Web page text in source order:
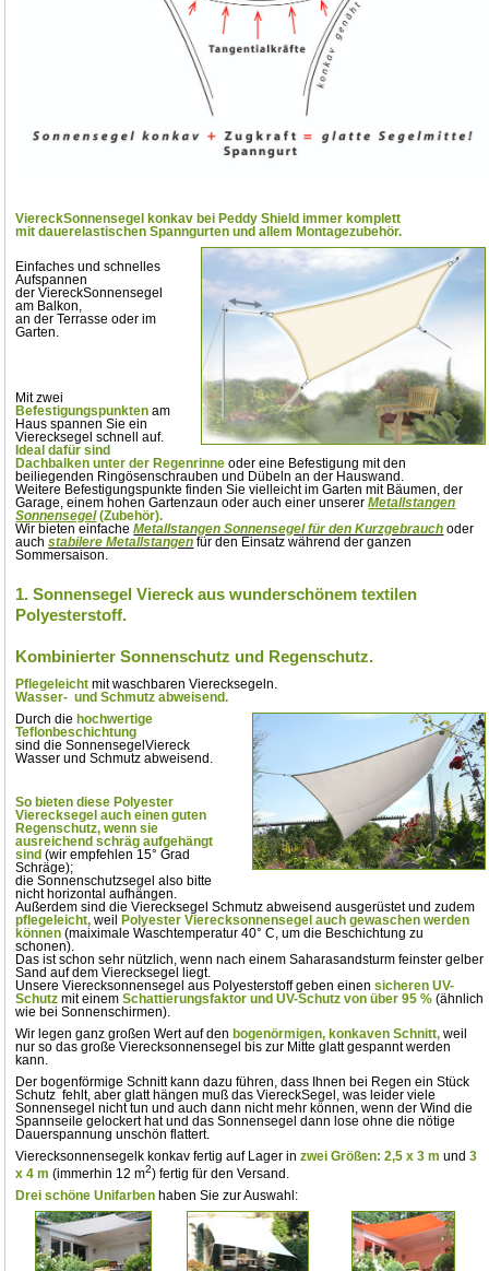
ViereckSonnensegel konkavbei Peddy Shieldimmer komplett
mit dauerelastischen Spanngurtenund allem Montagezubehör.
Einfaches und schnelles
Aufspannen
der ViereckSonnensegel
am Balkon,
an der Terrasse oder im
Garten.
Mit zwei
Befestigungspunkten am
Haus spannen Sie ein
Vierecksegel schnell auf.
Ideal dafür sind
Dachbalken unter der Regenrinne oder eine Befestigung mit den
beiliegenden Ringösenschrauben und Dübeln an der Hauswand.
Weitere Befestigungspunkte finden Sie vielleicht im Garten mit Bäumen, der
Garage, einem hohen Gartenzaun oder auch einer unsererMetallstangen
Sonnensegel (Zubehör).
Wir bieten einfacheMetallstangen Sonnensegel für den Kurzgebrauch oder
auchstabilere Metallstangen für den Einsatz während der ganzen
Sommersaison.
1. Sonnensegel Viereck aus wunderschönem textilen
Polyesterstoff.
Kombinierter Sonnenschutz und Regenschutz.
Pflegeleicht mit waschbaren Vierecksegeln.
Wasser- und Schmutz abweisend.
Durch diehochwertige
Teflonbeschichtung
sind die SonnensegelViereck
Wasser und Schmutz abweisend.
So bieten diese Polyester
Vierecksegel auch einen guten
Regenschutz, wenn sie
ausreichend schräg aufgehängt
sind (wir empfehlen 15° Grad
Schräge);
die Sonnenschutzsegel also bitte
nicht horizontal aufhängen.
Außerdem sind die Vierecksegel Schmutz abweisend ausgerüstet und zudem
pflegeleicht, weilPolyester Vierecksonnensegel auch gewaschen werden
können (maiximale Waschtemperatur 40° C, um die Beschichtung zu
schonen).
Das ist schon sehr nützlich, wenn nach einem Saharasandsturm feinster gelber
Sand auf dem Vierecksegel liegt.
Unsere Vierecksonnensegel aus Polyesterstoff geben einensicheren UV-
Schutz mit einemSchattierungsfaktor und UV-Schutz von über 95 % (ähnlich
wie bei Sonnenschirmen).
Wir legen ganz großen Wert auf denbogenörmigen, konkaven Schnitt, weil
nur so das große Vierecksonnensegel bis zur Mitte glatt gespannt werden
kann.
Der bogenförmige Schnitt kann dazu führen, dass Ihnen bei Regen ein Stück
Schutz fehlt, aber glatt hängen muß das ViereckSegel, was leider viele
Sonnensegel nicht tun und auch dann nicht mehr können, wenn der Wind die
Spannseile gelockert hat und das Sonnensegel dann lose ohne die nötige
Dauerspannung unschön flattert.
Vierecksonnensegelk konkav fertig auf Lager inzwei Größen: 2,5 x 3 mund 3
x 4 m (immerhin 12 m2) fertig für den Versand.
Drei schöne Unifarben haben Sie zur Auswahl: